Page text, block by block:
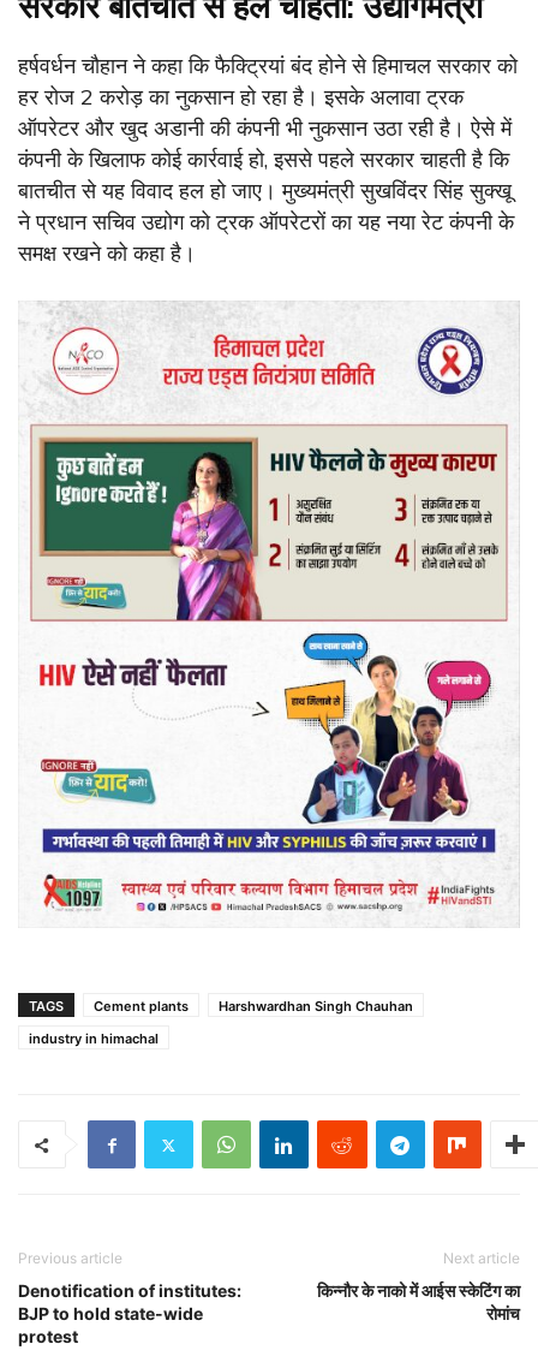
हर्षवर्धन चौहान ने कहा कि फैक्ट्रियां बंद होने से हिमाचल सरकार को
हर रोज 2 करोड़ का नुकसान हो रहा है। इसके अलावा ट्रक
ऑपरेटर और खुद अडानी की कंपनी भी नुकसान उठा रही है। ऐसे में
कंपनी के खिलाफ कोई कार्रवाई हो, इससे पहले सरकार चाहती है कि
बातचीत से यह विवाद हल हो जाए। मुख्यमंत्री सुखविंदर सिंह सुक्खू
ने प्रधान सचिव उद्योग को ट्रक ऑपरेटरों का यह नया रेट कंपनी के
समक्ष रखने को कहा है।
TAGS Cement plants
Harshwardhan Singh Chauhan
industry in himachal
Previous article
Denotification of institutes:
BJP to hold state-wide
protest
Next article
किन्नौर के नाको में आईस स्केटिंग का
रोमांच